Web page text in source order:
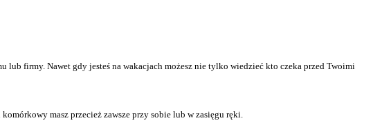
lub firmy. Nawet gdy jesteś na wakacjach możesz nie tylko wiedzieć kto czeka przed Twoimi
masz przecież zawsze przy sobie lub w zasięgu ręki.